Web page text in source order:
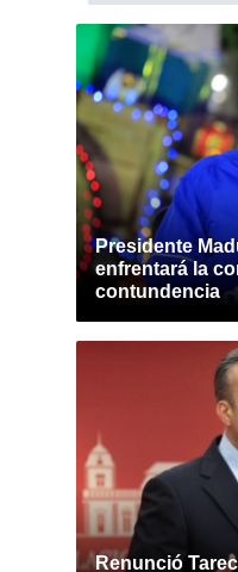
Presidente
enfrentará la
contundencia
Renunció